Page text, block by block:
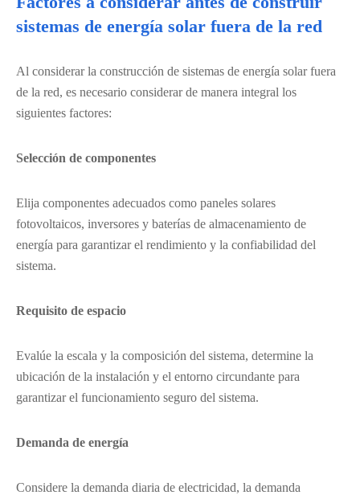
sistemas de energía solar fuera de la red
Al considerar la construcción de sistemas de energía solar fuera
de la red, es necesario considerar de manera integral los
siguientes factores:
Selección de componentes
Elija componentes adecuados como paneles solares
fotovoltaicos, inversores y baterías de almacenamiento de
energía para garantizar el rendimiento y la confiabilidad del
sistema.
Requisito de espacio
Evalúe la escala y la composición del sistema, determine la
ubicación de la instalación y el entorno circundante para
garantizar el funcionamiento seguro del sistema.
Demanda de energía
Considere la demanda diaria de electricidad, la demanda